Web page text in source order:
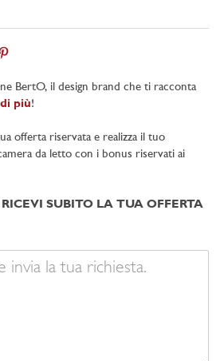
BertO, il design brand che ti racconta
più!
offerta riservata e realizza il tuo
da letto con i bonus riservati ai
SUBITO LA TUA OFFERTA